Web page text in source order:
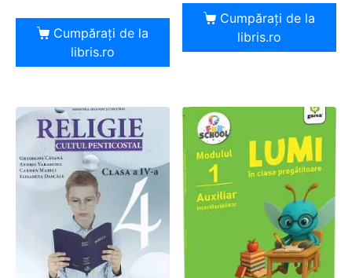
Cumpărați de la
libris.ro
Cumpărați de la
libris.ro